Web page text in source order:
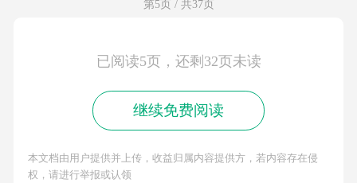
第5页 / 共37页
已阅读5页，还剩32页未读
继续免费阅读
本文档由用户提供并上传，收益归属内容提供方，若内容存在侵
权，请进行举报或认领